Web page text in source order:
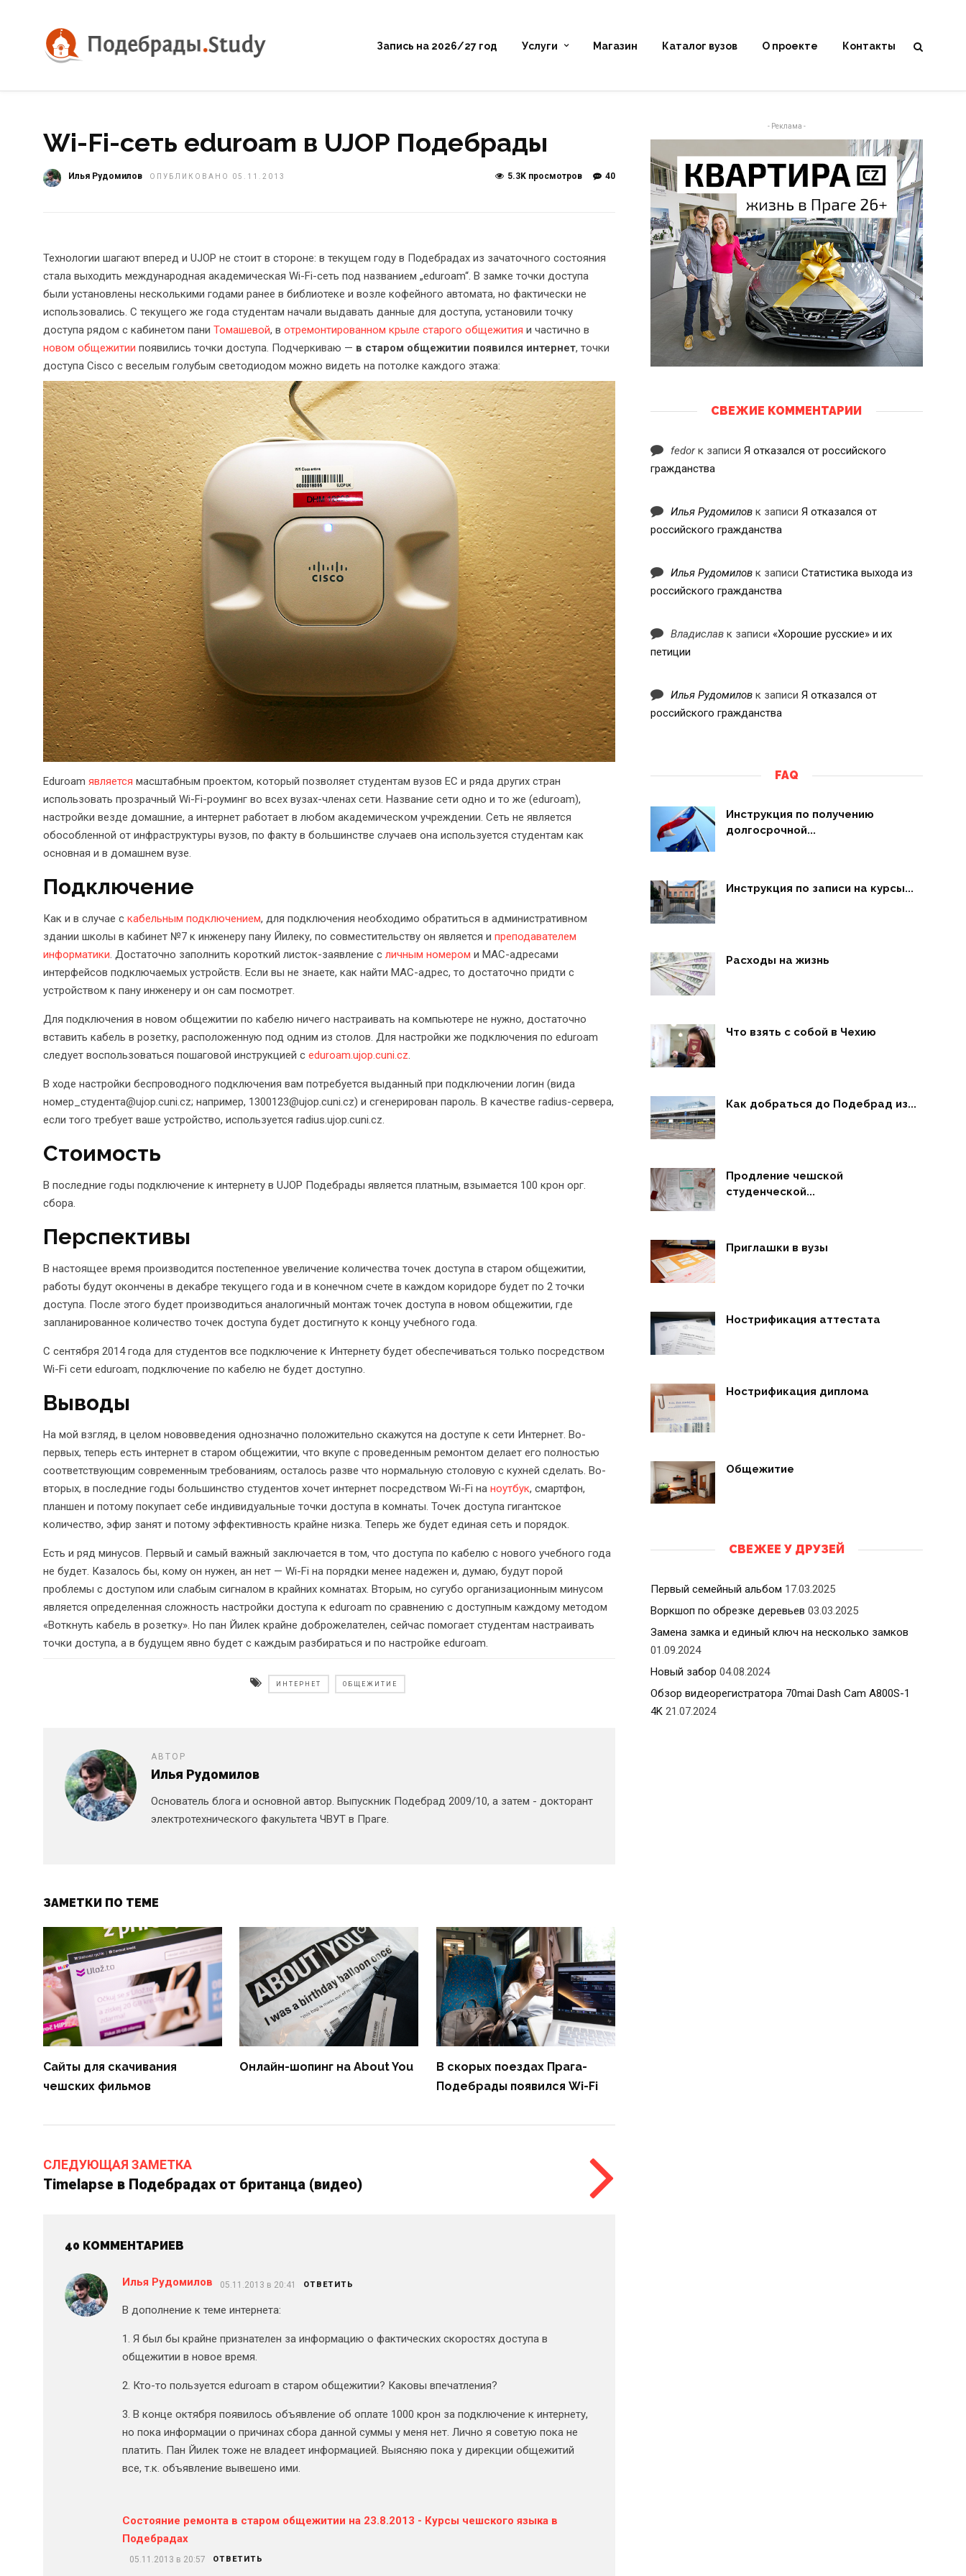
Запись на 2026/27 год Услуги Магазин Каталог вузов О проекте Контакты
Wi-Fi-сеть eduroam в UJOP Подебрады
Илья Рудомилов ОПУБЛИКОВАНО 05.11.2013 40
5.3K просмотров
Технологии шагают вперед и UJOP не стоит в стороне: в текущем году в Подебрадах из зачаточного состояния
стала выходить международная академическая Wi-Fi-сеть под названием „eduroam“. В замке точки доступа
были установлены несколькими годами ранее в библиотеке и возле кофейного автомата, но фактически не
использовались. С текущего же года студентам начали выдавать данные для доступа, установили точку
доступа рядом с кабинетом пани Томашевой, в отремонтированном крыле старого общежития и частично в
новом общежитии появились точки доступа. Подчеркиваю — в старом общежитии появился интернет, точки
доступа Cisco с веселым голубым светодиодом можно видеть на потолке каждого этажа:
Eduroam является масштабным проектом, который позволяет студентам вузов ЕС и ряда других стран
использовать прозрачный Wi-Fi-роуминг во всех вузах-членах сети. Название сети одно и то же (eduroam),
настройки везде домашние, а интернет работает в любом академическом учреждении. Сеть не является
обособленной от инфраструктуры вузов, по факту в большинстве случаев она используется студентам как
основная и в домашнем вузе.
Подключение
Как и в случае с кабельным подключением, для подключения необходимо обратиться в административном
здании школы в кабинет №7 к инженеру пану Йилеку, по совместительству он является и преподавателем
информатики. Достаточно заполнить короткий листок-заявление с личным номером и MAC-адресами
интерфейсов подключаемых устройств. Если вы не знаете, как найти MAC-адрес, то достаточно придти с
устройством к пану инженеру и он сам посмотрет.
Для подключения в новом общежитии по кабелю ничего настраивать на компьютере не нужно, достаточно
вставить кабель в розетку, расположенную под одним из столов. Для настройки же подключения по eduroam
следует воспользоваться пошаговой инструкцией с eduroam.ujop.cuni.cz.
В ходе настройки беспроводного подключения вам потребуется выданный при подключении логин (вида
номер_студента@ujop.cuni.cz; например, 1300123@ujop.cuni.cz) и сгенерирован пароль. В качестве radius-сервера,
если того требует ваше устройство, используется radius.ujop.cuni.cz.
Стоимость
В последние годы подключение к интернету в UJOP Подебрады является платным, взымается 100 крон орг.
сбора.
Перспективы
В настоящее время производится постепенное увеличение количества точек доступа в старом общежитии,
работы будут окончены в декабре текущего года и в конечном счете в каждом коридоре будет по 2 точки
доступа. После этого будет производиться аналогичный монтаж точек доступа в новом общежитии, где
запланированное количество точек доступа будет достигнуто к концу учебного года.
С сентября 2014 года для студентов все подключение к Интернету будет обеспечиваться только посредством
Wi-Fi сети eduroam, подключение по кабелю не будет доступно.
Выводы
На мой взгляд, в целом нововведения однозначно положительно скажутся на доступе к сети Интернет. Во-
первых, теперь есть интернет в старом общежитии, что вкупе с проведенным ремонтом делает его полностью
соответствующим современным требованиям, осталось разве что нормальную столовую с кухней сделать. Во-
вторых, в последние годы большинство студентов хочет интернет посредством Wi-Fi на ноутбук, смартфон,
планшен и потому покупает себе индивидуальные точки доступа в комнаты. Точек доступа гигантское
количество, эфир занят и потому эффективность крайне низка. Теперь же будет единая сеть и порядок.
Есть и ряд минусов. Первый и самый важный заключается в том, что доступа по кабелю с нового учебного года
не будет. Казалось бы, кому он нужен, ан нет — Wi-Fi на порядки менее надежен и, думаю, будут порой
проблемы с доступом или слабым сигналом в крайних комнатах. Вторым, но сугубо организационным минусом
является определенная сложность настройки доступа к eduroam по сравнению с доступным каждому методом
«Воткнуть кабель в розетку». Но пан Йилек крайне доброжелателен, сейчас помогает студентам настраивать
точки доступа, а в будущем явно будет с каждым разбираться и по настройке eduroam.
ИНТЕРНЕТ ОБЩЕЖИТИЕ
АВТОР
Илья Рудомилов
Основатель блога и основной автор. Выпускник Подебрад 2009/10, а затем - докторант
электротехнического факультета ЧВУТ в Праге.
ЗАМЕТКИ ПО ТЕМЕ
Сайты для скачивания
чешских фильмов
Онлайн-шопинг на About You
В скорых поездах Прага-
Подебрады появился Wi-Fi
СЛЕДУЮЩАЯ ЗАМЕТКА
Timelapse в Подебрадах от британца (видео)
40 КОММЕНТАРИЕВ
Илья Рудомилов 05.11.2013 в 20:41 ОТВЕТИТЬ
В дополнение к теме интернета:
1. Я был бы крайне признателен за информацию о фактических скоростях доступа в
общежитии в новое время.
2. Кто-то пользуется eduroam в старом общежитии? Каковы впечатления?
3. В конце октября появилось объявление об оплате 1000 крон за подключение к интернету,
но пока информации о причинах сбора данной суммы у меня нет. Лично я советую пока не
платить. Пан Йилек тоже не владеет информацией. Выясняю пока у дирекции общежитий
все, т.к. объявление вывешено ими.
Состояние ремонта в старом общежитии на 23.8.2013 - Курсы чешского языка в
Подебрадах
05.11.2013 в 20:57 ОТВЕТИТЬ
- Реклама -
СВЕЖИЕ КОММЕНТАРИИ
fedorк записи Я отказался от российского
гражданства
Илья Рудомиловк записи Я отказался от
российского гражданства
Илья Рудомиловк записи Статистика выхода из
российского гражданства
Владиславк записи «Хорошие русские» и их
петиции
Илья Рудомиловк записи Я отказался от
российского гражданства
FAQ
Инструкция по получению
долгосрочной...
Инструкция по записи на курсы...
Расходы на жизнь
Что взять с собой в Чехию
Как добраться до Подебрад из...
Продление чешской
студенческой...
Приглашки в вузы
Нострификация аттестата
Нострификация диплома
Общежитие
СВЕЖЕЕ У ДРУЗЕЙ
Первый семейный альбом 17.03.2025
Воркшоп по обрезке деревьев 03.03.2025
Замена замка и единый ключ на несколько замков
01.09.2024
Новый забор 04.08.2024
Обзор видеорегистратора 70mai Dash Cam A800S-1
4K 21.07.2024